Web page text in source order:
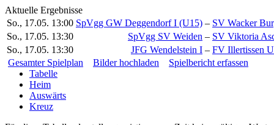
Aktuelle Ergebnisse
So., 17.05. 13:00 SpVgg GW Deggendorf I (U15) – SV Wacker
So., 17.05. 13:30 SpVgg SV Weiden – SV Viktoria
So., 17.05. 13:30 JFG Wendelstein I – FV Illertissen
Gesamter Spielplan
Bilder hochladen
Spielbericht erfassen
Tabelle
Heim
Auswärts
Kreuz